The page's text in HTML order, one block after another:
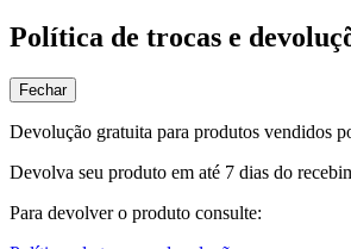
Política de trocas e
Fechar
Devolução gratuita para produtos vendidos
Devolva seu produto em até 7 dias do
Para devolver o produto consulte: